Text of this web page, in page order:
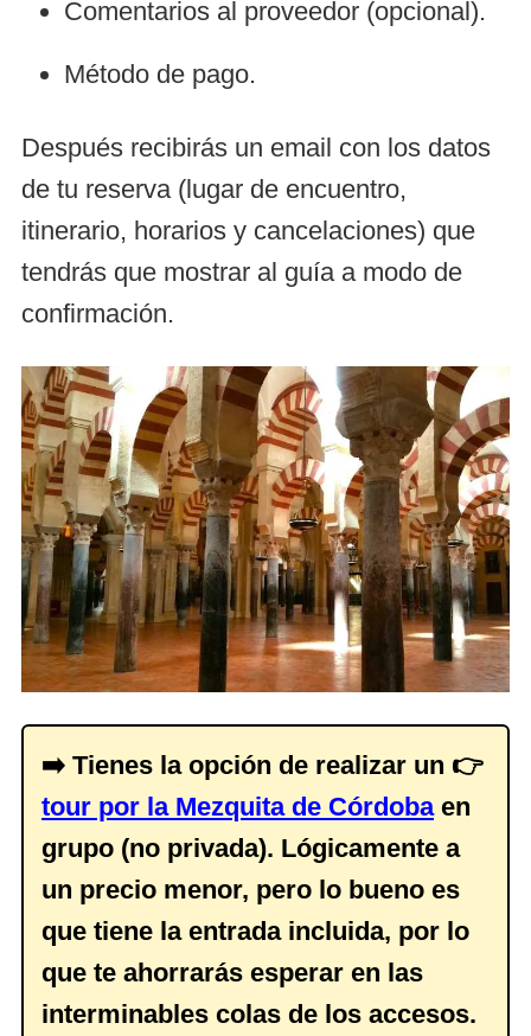
Comentarios al proveedor (opcional).
Método de pago.
Después recibirás un email con los datos
de tu reserva (lugar de encuentro,
itinerario, horarios y cancelaciones) que
tendrás que mostrar al guía a modo de
confirmación.
➡️ Tienes la opción de realizar un 👉
tour por la Mezquita de Córdobaen
grupo (no privada). Lógicamente a
un precio menor, pero lo bueno es
que tiene la entrada incluida, por lo
que te ahorrarás esperar en las
interminables colas de los accesos.